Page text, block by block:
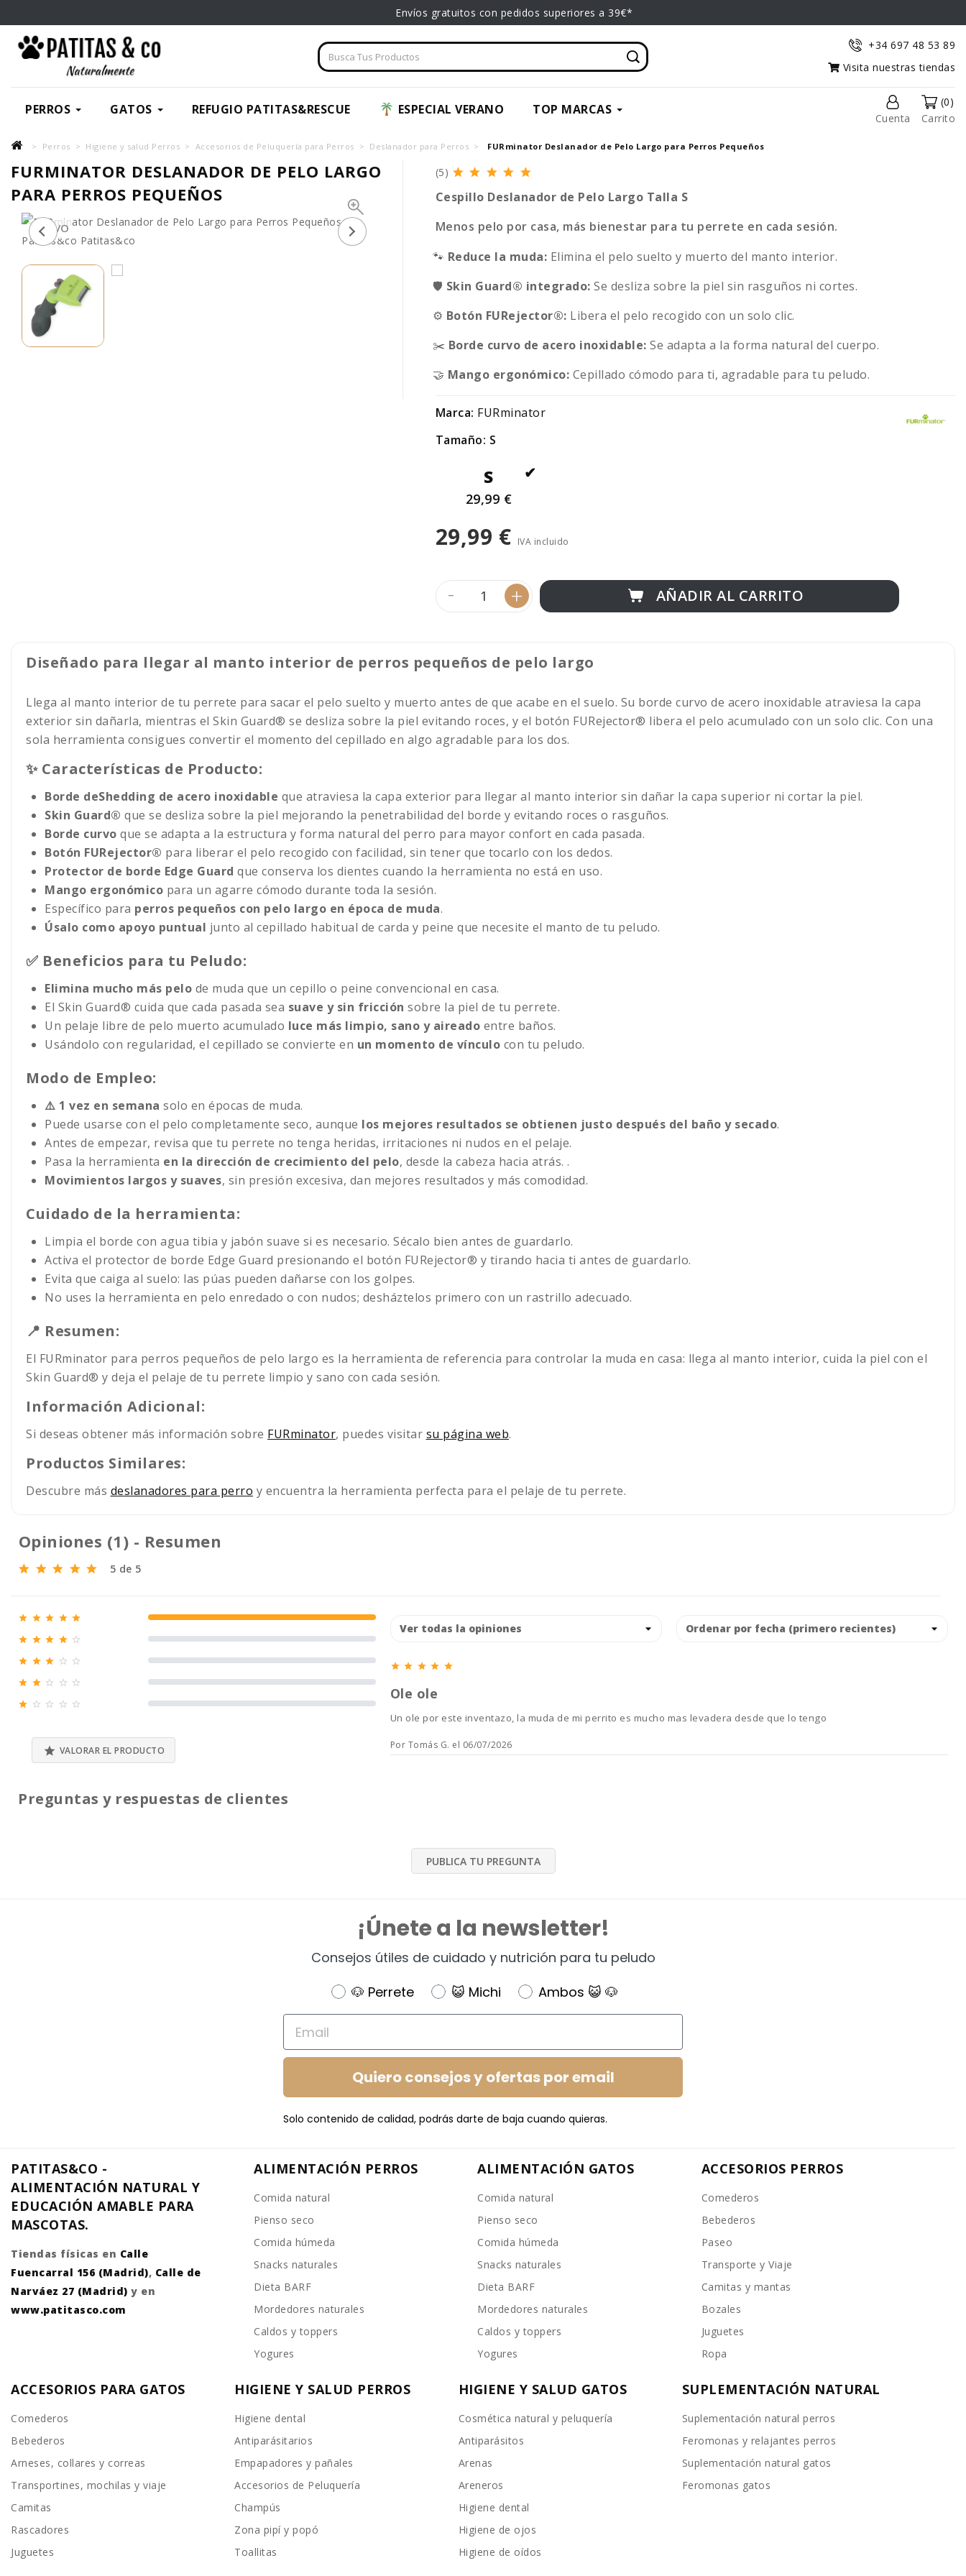
Envíos gratuitos con pedidos superiores a 39€*
+34 697 48 53 89
Visita nuestras tiendas
PERROS GATOS REFUGIO PATITAS&RESCUE ESPECIAL VERANO TOP MARCAS
Cuenta
(0)
Carrito
Perros Higiene y salud Perros Accesorios de Peluquería para Perros Deslanador para Perros FURminator Deslanador de Pelo Largo para Perros Pequeños
FURMINATOR DESLANADOR DE PELO LARGO
PARA PERROS PEQUEÑOS
NUEVO
(5)
Cespillo Deslanador de Pelo Largo Talla S
Menos pelo por casa, más bienestar para tu perrete en cada sesión.
🐾 Reduce la muda: Elimina el pelo suelto y muerto del manto interior.
🛡️ Skin Guard® integrado: Se desliza sobre la piel sin rasguños ni cortes.
⚙️ Botón FURejector®: Libera el pelo recogido con un solo clic.
✂️ Borde curvo de acero inoxidable: Se adapta a la forma natural del cuerpo.
🤝 Mango ergonómico: Cepillado cómodo para ti, agradable para tu peludo.
Marca: FURminator
Tamaño: S
S
29,99 €
29,99 € IVA incluido
- + AÑADIR AL CARRITO
Diseñado para llegar al manto interior de perros pequeños de pelo largo
Llega al manto interior de tu perrete para sacar el pelo suelto y muerto antes de que acabe en el suelo. Su borde curvo de acero inoxidable atraviesa la capa
exterior sin dañarla, mientras el Skin Guard® se desliza sobre la piel evitando roces, y el botón FURejector® libera el pelo acumulado con un solo clic. Con una
sola herramienta consigues convertir el momento del cepillado en algo agradable para los dos.
✨ Características de Producto:
Borde deShedding de acero inoxidable que atraviesa la capa exterior para llegar al manto interior sin dañar la capa superior ni cortar la piel.
Skin Guard® que se desliza sobre la piel mejorando la penetrabilidad del borde y evitando roces o rasguños.
Borde curvo que se adapta a la estructura y forma natural del perro para mayor confort en cada pasada.
Botón FURejector® para liberar el pelo recogido con facilidad, sin tener que tocarlo con los dedos.
Protector de borde Edge Guard que conserva los dientes cuando la herramienta no está en uso.
Mango ergonómico para un agarre cómodo durante toda la sesión.
Específico para perros pequeños con pelo largo en época de muda.
Úsalo como apoyo puntual junto al cepillado habitual de carda y peine que necesite el manto de tu peludo.
✅ Beneficios para tu Peludo:
Elimina mucho más pelo de muda que un cepillo o peine convencional en casa.
El Skin Guard® cuida que cada pasada sea suave y sin fricción sobre la piel de tu perrete.
Un pelaje libre de pelo muerto acumulado luce más limpio, sano y aireado entre baños.
Usándolo con regularidad, el cepillado se convierte en un momento de vínculo con tu peludo.
Modo de Empleo:
⚠️ 1 vez en semana solo en épocas de muda.
Puede usarse con el pelo completamente seco, aunque los mejores resultados se obtienen justo después del baño y secado.
Antes de empezar, revisa que tu perrete no tenga heridas, irritaciones ni nudos en el pelaje.
Pasa la herramienta en la dirección de crecimiento del pelo, desde la cabeza hacia atrás. .
Movimientos largos y suaves, sin presión excesiva, dan mejores resultados y más comodidad.
Cuidado de la herramienta:
Limpia el borde con agua tibia y jabón suave si es necesario. Sécalo bien antes de guardarlo.
Activa el protector de borde Edge Guard presionando el botón FURejector® y tirando hacia ti antes de guardarlo.
Evita que caiga al suelo: las púas pueden dañarse con los golpes.
No uses la herramienta en pelo enredado o con nudos; desháztelos primero con un rastrillo adecuado.
📍 Resumen:
El FURminator para perros pequeños de pelo largo es la herramienta de referencia para controlar la muda en casa: llega al manto interior, cuida la piel con el
Skin Guard® y deja el pelaje de tu perrete limpio y sano con cada sesión.
Información Adicional:
Si deseas obtener más información sobre FURminator, puedes visitar su página web.
Productos Similares:
Descubre más deslanadores para perro y encuentra la herramienta perfecta para el pelaje de tu perrete.
Opiniones (1) - Resumen
5 de 5
     100% (1)
     0% (0)
     0% (0)
     0% (0)
     0% (0)
 VALORAR EL PRODUCTO
    
Ole ole
Un ole por este inventazo, la muda de mi perrito es mucho mas levadera desde que lo tengo
Por Tomás G. el 06/07/2026
Preguntas y respuestas de clientes
PUBLICA TU PREGUNTA
¡Únete a la newsletter!
Consejos útiles de cuidado y nutrición para tu peludo
Newsletter
🐶 Perrete 😺 Michi
Ambos 😺 🐶
Email
Quiero consejos y ofertas por email
Solo contenido de calidad, podrás darte de baja cuando quieras.
PATITAS&CO -
ALIMENTACIÓN NATURAL Y
EDUCACIÓN AMABLE PARA
MASCOTAS.
Tiendas físicas en Calle
Fuencarral 156 (Madrid), Calle de
Narváez 27 (Madrid) y en
www.patitasco.com
ALIMENTACIÓN PERROS
Comida natural
Pienso seco
Comida húmeda
Snacks naturales
Dieta BARF
Mordedores naturales
Caldos y toppers
Yogures
ALIMENTACIÓN GATOS
Comida natural
Pienso seco
Comida húmeda
Snacks naturales
Dieta BARF
Mordedores naturales
Caldos y toppers
Yogures
ACCESORIOS PERROS
Comederos
Bebederos
Paseo
Transporte y Viaje
Camitas y mantas
Bozales
Juguetes
Ropa
ACCESORIOS PARA GATOS
Comederos
Bebederos
Arneses, collares y correas
Transportines, mochilas y viaje
Camitas
Rascadores
Juguetes
HIGIENE Y SALUD PERROS
Higiene dental
Antiparásitarios
Empapadores y pañales
Accesorios de Peluquería
Champús
Zona pipí y popó
Toallitas
HIGIENE Y SALUD GATOS
Cosmética natural y peluquería
Antiparásitos
Arenas
Areneros
Higiene dental
Higiene de ojos
Higiene de oídos
SUPLEMENTACIÓN NATURAL
Suplementación natural perros
Feromonas y relajantes perros
Suplementación natural gatos
Feromonas gatos